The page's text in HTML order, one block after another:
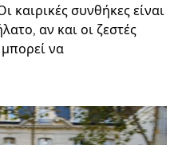
καιρικές συνθήκες είναι
αν και οι ζεστές
να